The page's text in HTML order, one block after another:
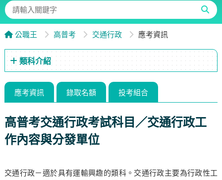
公職王 高普考 交通行政 應考資訊
類科介紹
應考資訊 錄取名額 投考組合
高普考交通行政考試科目／交通行政工
作內容與分發單位
交通行政－適於具有運輸興趣的類科。交通行政主要為行政性工